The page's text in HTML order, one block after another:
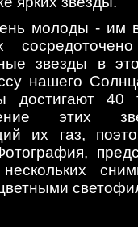
молоды - им
звезды в
нашего
достигают
этих
их газ,